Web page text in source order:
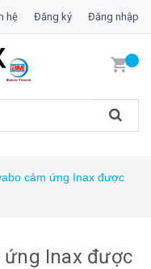
hệ Đăng ký Đăng nhập
cảm ứng Inax được
ứng Inax được